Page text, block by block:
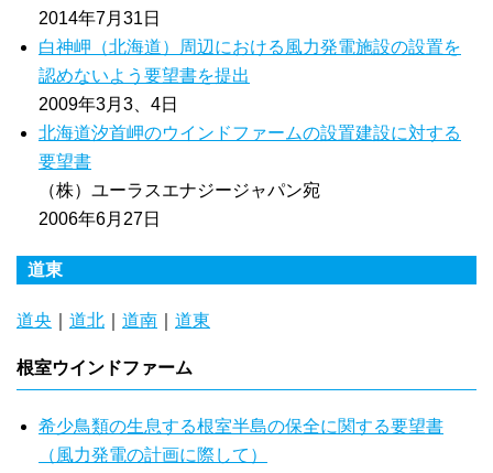
2014年7月31日
白神岬（北海道）周辺における風力発電施設の設置を
認めないよう要望書を提出
2009年3月3、4日
北海道汐首岬のウインドファームの設置建設に対する
要望書
（株）ユーラスエナジージャパン宛
2006年6月27日
道東
道央 道北 道南 道東
根室ウインドファーム
希少鳥類の生息する根室半島の保全に関する要望書
（風力発電の計画に際して）